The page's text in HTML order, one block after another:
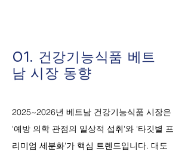
01. 건강기능식품 베트
남 시장 동향
2025~2026년 베트남 건강기능식품 시장은
'예방 의학 관점의 일상적 섭취'와 '타깃별 프
리미엄 세분화'가 핵심 트렌드입니다. 대도